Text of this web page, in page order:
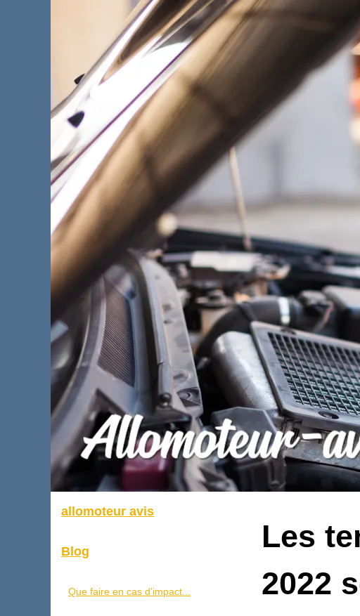
Les
2022
allomoteur avis
Blog
Que faire en cas d’impact...